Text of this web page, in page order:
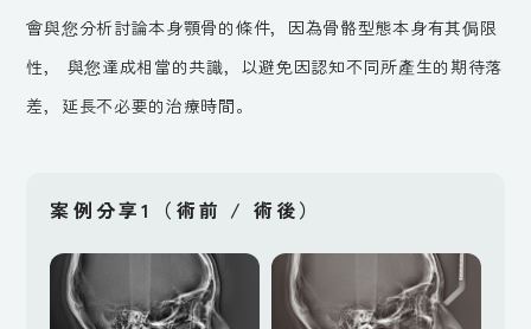
會與您分析討論本身顎骨的條件，因為骨骼型態本身有其侷限
性， 與您達成相當的共識，以避免因認知不同所產生的期待落
差，延長不必要的治療時間。
案例分享1（術前 / 術後）